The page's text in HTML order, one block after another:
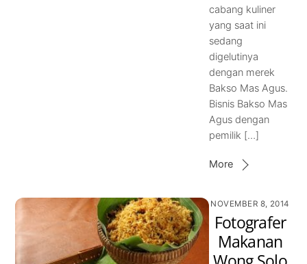
cabang kuliner
yang saat ini
sedang
digelutinya
dengan merek
Bakso Mas Agus.
Bisnis Bakso Mas
Agus dengan
pemilik […]
More
NOVEMBER 8, 2014
Fotografer
Makanan